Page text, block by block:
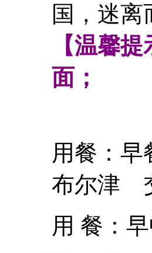
国，迷
【温馨
面；
用餐：
布尔津
用 餐：